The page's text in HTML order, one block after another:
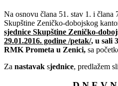
Na osnovu člana 51. stav 1. i člana
Skupštine Zeničko-dobojskog
sjednice Skupštine Zeničko-
29.01.2016. godine /petak/, u sali
RMK Prometa u Zenici, sa
Za nastavak sjednice, predlažem